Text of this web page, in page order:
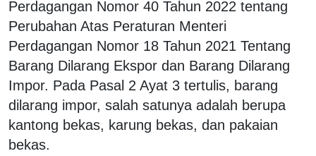
Perdagangan Nomor 40 Tahun 2022 tentang
Perubahan Atas Peraturan Menteri
Perdagangan Nomor 18 Tahun 2021 Tentang
Barang Dilarang Ekspor dan Barang Dilarang
Impor. Pada Pasal 2 Ayat 3 tertulis, barang
dilarang impor, salah satunya adalah berupa
kantong bekas, karung bekas, dan pakaian
bekas.